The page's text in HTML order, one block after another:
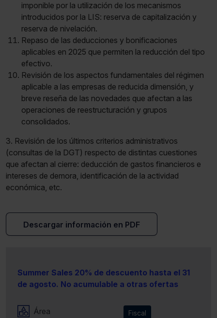
imponible por la utilización de los mecanismos
introducidos por la LIS: reserva de capitalización y
reserva de nivelación.
Repaso de las deducciones y bonificaciones
aplicables en 2025 que permiten la reducción del tipo
efectivo.
Revisión de los aspectos fundamentales del régimen
aplicable a las empresas de reducida dimensión, y
breve reseña de las novedades que afectan a las
operaciones de reestructuración y grupos
consolidados.
3. Revisión de los últimos criterios administrativos
(consultas de la DGT) respecto de distintas cuestiones
que afectan al cierre: deducción de gastos financieros e
intereses de demora, identificación de la actividad
económica, etc.
Descargar información en PDF
Summer Sales 20% de descuento hasta el 31
de agosto. No acumulable a otras ofertas
Área Fiscal